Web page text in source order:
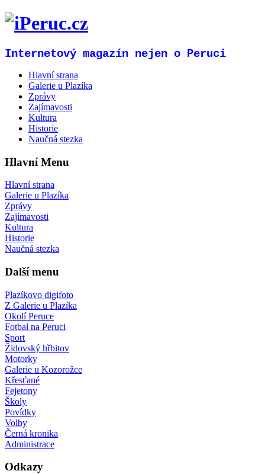
Internetový magazín nejen o Peruci
Hlavní strana
Galerie u Plazíka
Zprávy
Zajímavosti
Kultura
Historie
Naučná stezka
Hlavní Menu
Hlavní strana
Galerie u Plazíka
Zprávy
Zajímavosti
Kultura
Historie
Naučná stezka
Další menu
Plazíkovo digifoto
Z Galerie u Plazíka
Okolí Peruce
Fotbal na Peruci
Sport
Židovský hřbitov
Motorky
Galerie u Kozorožce
Křesťané
Fejetony
Školy
Povídky
Volby
Černá kronika
Administrace
Odkazy